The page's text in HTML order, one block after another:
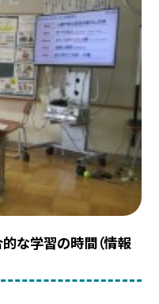
的な学習の時間（情報